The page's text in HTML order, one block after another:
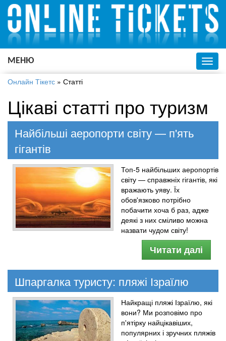
Англійська
Російська
Українська
МЕНЮ
Онлайн Тікетс » Статті
Цікаві статті про туризм
Найбільші аеропорти світу — п'ять
гігантів
Топ-5 найбільших аеропортів
світу — справжніх гігантів, які
вражають уяву. Їх
обов'язково потрібно
побачити хоча б раз, адже
деякі з них сміливо можна
назвати чудом світу!
Читати далі
Шпаргалка туристу: пляжі Ізраїлю
Найкращі пляжі Ізраїлю, які
вони? Ми розповімо про
п'ятірку найцікавіших,
популярних і зручних пляжів